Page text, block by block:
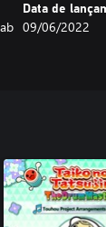
Data de
09/06/2022